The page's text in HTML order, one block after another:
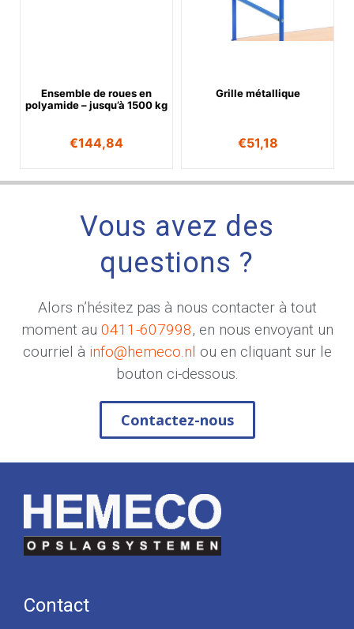
Ensemble de roues en
polyamide – jusqu’à 1500 kg
€144,84
Grille métallique
€51,18
Vous avez des
questions ?
Alors n’hésitez pas à nous contacter à tout
moment au 0411-607998, en nous envoyant un
courriel à info@hemeco.nl ou en cliquant sur le
bouton ci-dessous.
Contactez-nous
Contact